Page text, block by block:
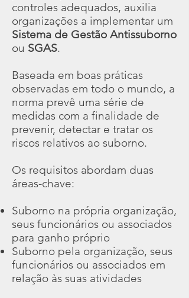
controles adequados, auxilia
organizações a implementar um
Sistema de Gestão Antissuborno
ou SGAS.
Baseada em boas práticas
observadas em todo o mundo, a
norma prevê uma série de
medidas com a finalidade de
prevenir, detectar e tratar os
riscos relativos ao suborno.
Os requisitos abordam duas
áreas-chave:
Suborno na própria organização,
seus funcionários ou associados
para ganho próprio
Suborno pela organização, seus
funcionários ou associados em
relação às suas atividades